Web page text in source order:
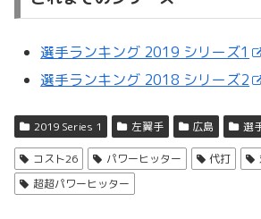
選手ランキング 2019 シリーズ1
選手ランキング 2018 シリーズ2
2019 Series 1 左翼手 広島 選
コスト26 パワーヒッター 代打
超超パワーヒッター